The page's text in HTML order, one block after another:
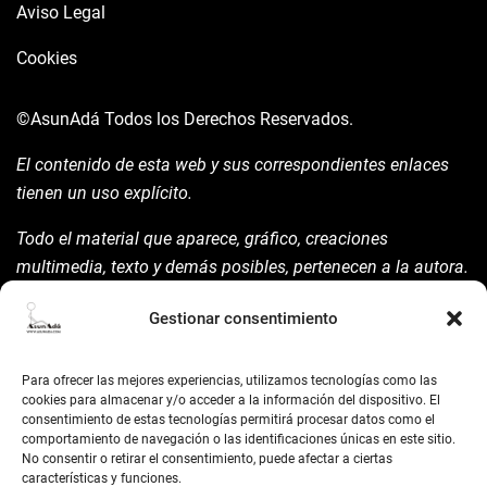
Gestionar consentimiento
Para ofrecer las mejores experiencias, utilizamos tecnologías como las
cookies para almacenar y/o acceder a la información del dispositivo. El
consentimiento de estas tecnologías permitirá procesar datos como el
comportamiento de navegación o las identificaciones únicas en este sitio.
No consentir o retirar el consentimiento, puede afectar a ciertas
características y funciones.
Aviso Legal
Cookies
©AsunAdá Todos los Derechos Reservados.
El contenido de esta web y sus correspondientes enlaces
tienen un uso explícito.
Todo el material que aparece, gráfico, creaciones
multimedia, texto y demás posibles, pertenecen a la autora.
la mism para ello.
©AsunAdá ​Gracias.